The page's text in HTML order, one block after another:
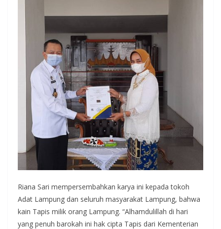
Riana Sari mempersembahkan karya ini kepada tokoh
Adat Lampung dan seluruh masyarakat Lampung, bahwa
kain Tapis milik orang Lampung. “Alhamdulillah di hari
yang penuh barokah ini hak cipta Tapis dari Kementerian